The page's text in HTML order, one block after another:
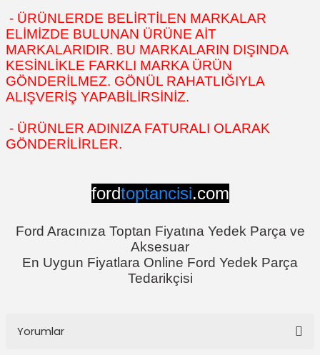
- ÜRÜNLERDE BELİRTİLEN MARKALAR
ELİMİZDE BULUNAN ÜRÜNE AİT
MARKALARIDIR. BU MARKALARIN DIŞINDA
KESİNLİKLE FARKLI MARKA ÜRÜN
GÖNDERİLMEZ. GÖNÜL RAHATLIĞIYLA
ALIŞVERİŞ YAPABİLİRSİNİZ.
- ÜRÜNLER ADINIZA FATURALI OLARAK
GÖNDERİLİRLER.
fordtoptancisi.com
Ford Aracınıza Toptan Fiyatına Yedek Parça ve
Aksesuar
En Uygun Fiyatlara Online Ford Yedek Parça
Tedarikçisi
Yorumlar